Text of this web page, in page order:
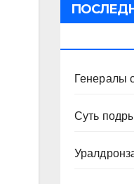
Генералы
Суть